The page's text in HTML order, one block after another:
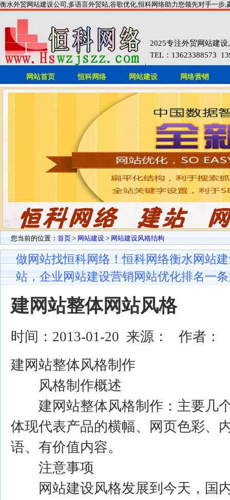
衡水外贸网站建设公司,多语言外贸站,谷歌优化,恒科网络助力您领先对手一步,
2025专注外贸网站建
TEL：13623388573
网站首页 恒科网络 网站建设 网络营销
您当前的位置： 首页 > 网站建设 > 网站建设风格结构
做网站找恒科网络！恒科网络衡水网站
站，企业网站建设营销网站优化排名一
建网站整体网站风格
时间：2013-01-20 来源：
作者：
建网站整体风格制作
风格制作概述
建网站整体风格制作：主要几
体现代表产品的横幅、网页色彩、
语、有价值内容。
注意事项
网站建设风格发展到今天，国